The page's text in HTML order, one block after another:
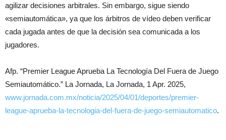
agilizar decisiones arbitrales. Sin embargo, sigue siendo
«semiautomática», ya que los árbitros de vídeo deben verificar
cada jugada antes de que la decisión sea comunicada a los
jugadores.
Afp. “Premier League Aprueba La Tecnología Del Fuera de Juego
Semiautomático.” La Jornada, La Jornada, 1 Apr. 2025,
www.jornada.com.mx/noticia/2025/04/01/deportes/premier-
league-aprueba-la-tecnologia-del-fuera-de-juego-semiautomatico.